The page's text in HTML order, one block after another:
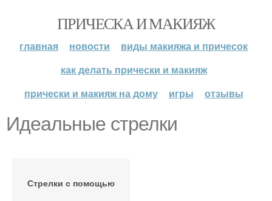
ПРИЧЕСКА И МАКИЯЖ
главная новости
виды макияжа и причесок
как делать прически и макияж
прически и макияж на дому
игры отзывы
Идеальные стрелки
Стрелки с помощью